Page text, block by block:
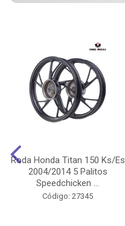
Roda Honda Titan 150 Ks/Es
2004/2014 5 Palitos
Speedchicken ...
Código: 27345